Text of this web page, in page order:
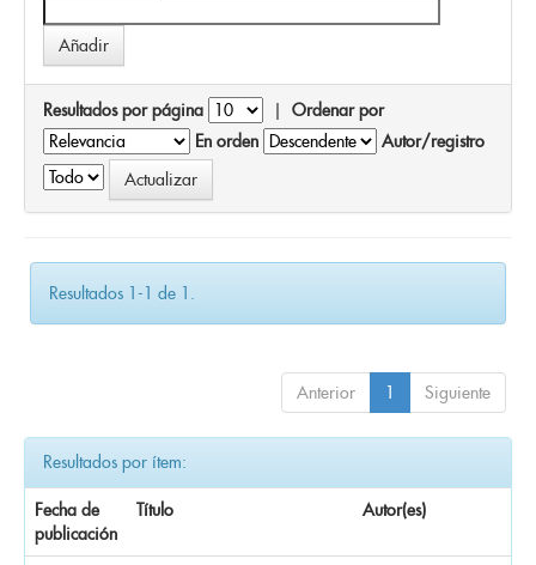
Resultados por página | Ordenar por
En orden
Autor/registro
Resultados 1-1 de 1.
Anterior 1 Siguiente
Resultados por ítem:
Fecha de
publicación
Título Autor(es)